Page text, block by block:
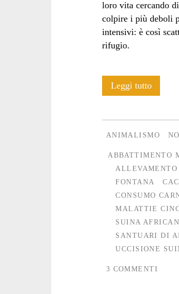
loro vita cercando
colpire i più deboli
intensivi: è così
rifugio.
Leggi tuttoLa
entra
nei
rifugi
ANIMALISMO
ABBATTIMENTO
FONTANA
CONSUMO
MALATTIE
SUINA
SANTUARI DI
UCCISIONE
3 COMMENTI